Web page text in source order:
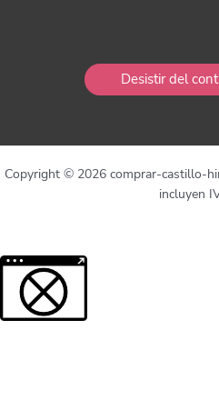
Desistir del
Copyright © 2026 comprar-castillo-
incluyen
Más información sobre el contenido